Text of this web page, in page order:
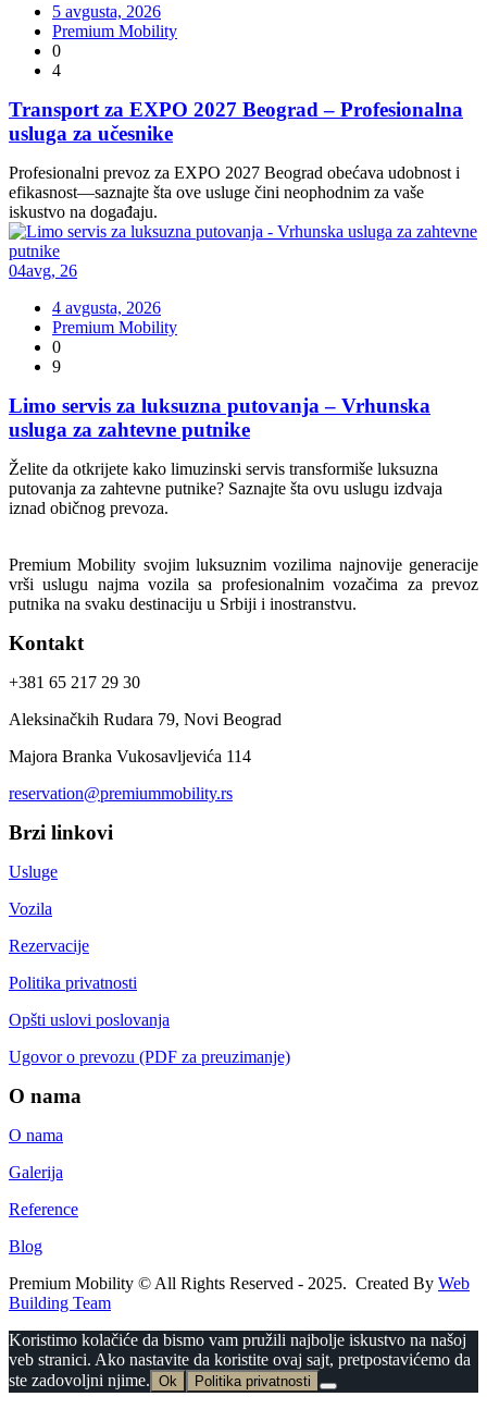
5 avgusta, 2026
Premium Mobility
0
4
Transport za EXPO 2027 Beograd – Profesionalna
usluga za učesnike
Profesionalni prevoz za EXPO 2027 Beograd obećava udobnost i
efikasnost—saznajte šta ove usluge čini neophodnim za vaše
iskustvo na događaju.
04avg, 26
4 avgusta, 2026
Premium Mobility
0
9
Limo servis za luksuzna putovanja – Vrhunska
usluga za zahtevne putnike
Želite da otkrijete kako limuzinski servis transformiše luksuzna
putovanja za zahtevne putnike? Saznajte šta ovu uslugu izdvaja
iznad običnog prevoza.
Premium Mobility svojim luksuznim vozilima najnovije generacije
vrši uslugu najma vozila sa profesionalnim vozačima za prevoz
putnika na svaku destinaciju u Srbiji i inostranstvu.
Kontakt
+381 65 217 29 30
Aleksinačkih Rudara 79, Novi Beograd
Majora Branka Vukosavljevića 114
reservation@premiummobility.rs
Brzi linkovi
Usluge
Vozila
Rezervacije
Politika privatnosti
Opšti uslovi poslovanja
Ugovor o prevozu (PDF za preuzimanje)
O nama
O nama
Galerija
Reference
Blog
Premium Mobility © All Rights Reserved - 2025. Created By Web
Building Team
Koristimo kolačiće da bismo vam pružili najbolje iskustvo na našoj
veb stranici. Ako nastavite da koristite ovaj sajt, pretpostavićemo da
ste zadovoljni njime. Ok Politika privatnosti